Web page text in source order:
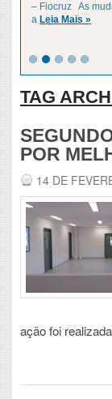
– Fiocruz As
a Leia Mais »
TAG
POR
14 DE
ação foi